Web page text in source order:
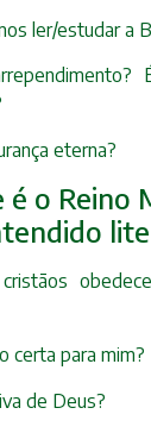
ler/estudar a
eterna?
é o Reino
certa para mim?
de Deus?